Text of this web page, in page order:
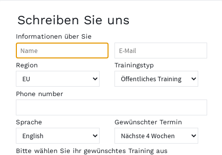
Schreiben Sie uns
Informationen über Sie
Region Trainingstyp
Phone number
Sprache Gewünschter Termin
Bitte wählen Sie ihr gewünschtes Training aus